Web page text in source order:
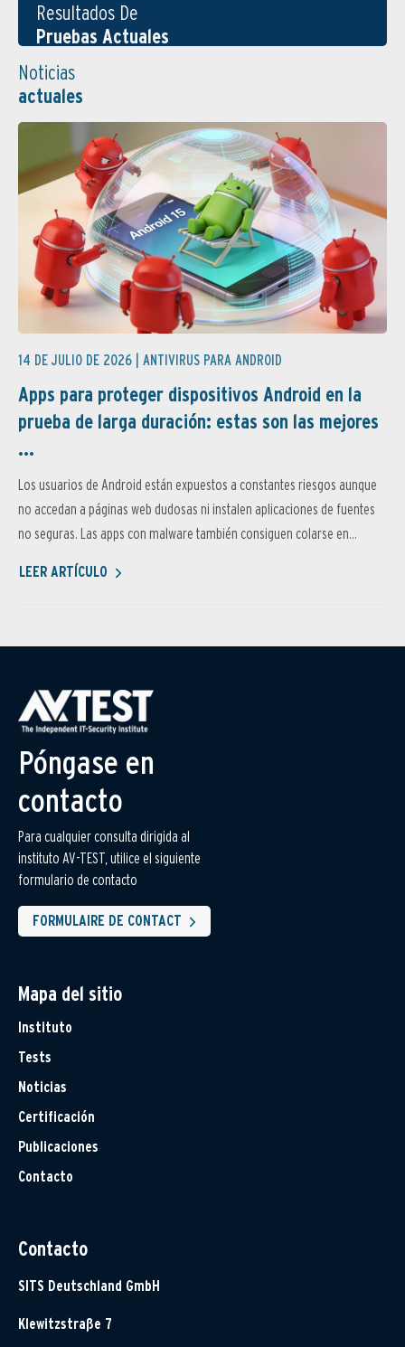
Resultados De
Pruebas Actuales
Noticias
actuales
14 DE JULIO DE 2026 | ANTIVIRUS PARA ANDROID
Apps para proteger dispositivos Android en la
prueba de larga duración: estas son las mejores
...
Los usuarios de Android están expuestos a constantes riesgos aunque
no accedan a páginas web dudosas ni instalen aplicaciones de fuentes
no seguras. Las apps con malware también consiguen colarse en...
LEER ARTÍCULO
Póngase en
contacto
Para cualquier consulta dirigida al
instituto AV-TEST, utilice el siguiente
formulario de contacto
FORMULAIRE DE CONTACT
Mapa del sitio
Instituto
Tests
Noticias
Certificación
Publicaciones
Contacto
Contacto
SITS Deutschland GmbH
Klewitzstraße 7